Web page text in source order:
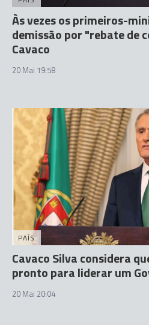
Às vezes os primeiros-
demissão por "rebate de
Cavaco
20 Mai 19:58
PAÍS
Cavaco Silva considera
pronto para liderar um
20 Mai 20:04